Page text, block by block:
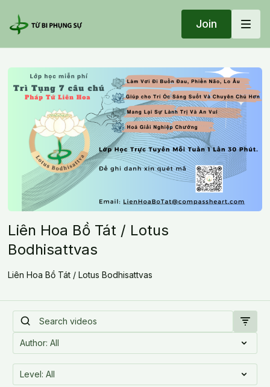
Join
Liên Hoa Bồ Tát / Lotus
Bodhisattvas
Liên Hoa Bồ Tát / Lotus Bodhisattvas